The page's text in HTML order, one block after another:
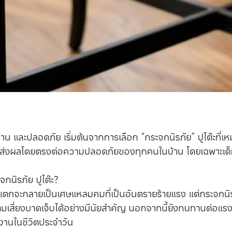
และปลอดภัย เริ่มต้นจากการเลือก “กระจกนิรภัย” ปูโต๊ะที่เ
งผลโดยตรงต่อความปลอดภัยของทุกคนในบ้าน โดยเฉพาะเ
กนิรภัย ปูโต๊ะ?
กจะกลายเป็นเศษแหลมคมที่เป็นอันตรายร้ายแรง แต่กระจกนิ
เสี่ยงบาดเจ็บได้อย่างมีนัยสำคัญ นอกจากนี้ยังทนทานต่อแร
านในชีวิตประจำวัน